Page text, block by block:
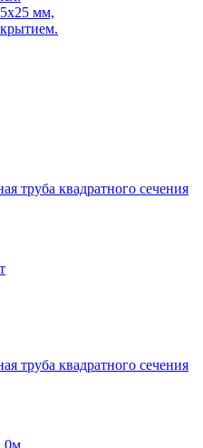
мм,
труба квадратного сечения
труба квадратного сечения